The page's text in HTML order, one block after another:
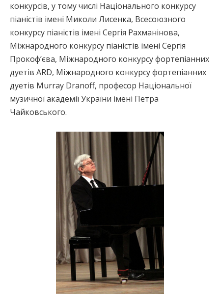
конкурсів, у тому числі Національного конкурсу
піаністів імені Миколи Лисенка, Всесоюзного
конкурсу піаністів імені Сергія Рахманінова,
Міжнародного конкурсу піаністів імені Сергія
Прокоф’єва, Міжнародного конкурсу фортепіанних
дуетів ARD, Міжнародного конкурсу фортепіанних
дуетів Murray Dranoff, професор Національної
музичної академії України імені Петра
Чайковського.